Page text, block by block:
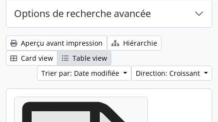
Options de recherche avancée
Aperçu avant impression
Hiérarchie
Card view
Table view
Trier par: Date modifiée
Direction: Croissant